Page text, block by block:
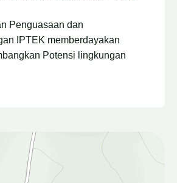
Penguasaan dan
IPTEK memberdayakan
Potensi lingkungan